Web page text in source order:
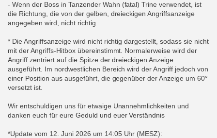
- Wenn der Boss in Tanzender Wahn (fatal) Trine verwendet, ist
die Richtung, die von der gelben, dreieckigen Angriffsanzeige
angegeben wird, nicht richtig.
* Die Angriffsanzeige wird nicht richtig dargestellt, sodass sie nicht
mit der Angriffs-Hitbox übereinstimmt. Normalerweise wird der
Angriff zentriert auf die Spitze der dreieckigen Anzeige
ausgeführt. Im nordwestlichen Bereich wird der Angriff jedoch von
einer Position aus ausgeführt, die gegenüber der Anzeige um 60°
versetzt ist.
Wir entschuldigen uns für etwaige Unannehmlichkeiten und
danken euch für eure Geduld und euer Verständnis
*Update vom 12. Juni 2026 um 14:05 Uhr (MESZ):